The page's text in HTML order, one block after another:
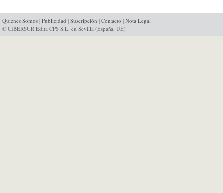
Quienes Somos | Publicidad | Suscripción | Contacto | Nota Legal
© CIBERSUR Edita CPS S.L. en Sevilla (España, UE)